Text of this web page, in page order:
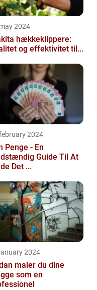
2024
hækkeklippere:
og effektivitet til...
2024
Penge - En
Guide Til At
Det ...
2024
maler du dine
som en